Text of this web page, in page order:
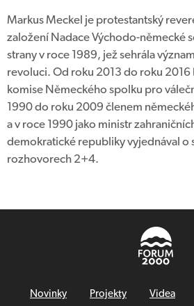
Markus Meckel je protestantský
založení Nadace Východo-německé
strany v roce 1989, jež sehrála
revoluci. Od roku 2013 do roku
komise Německého spolku pro
1990 do roku 2009 členem
a v roce 1990 jako ministr
demokratické republiky vyjednával o
rozhovorech 2+4.
Novinky Projekty Videa